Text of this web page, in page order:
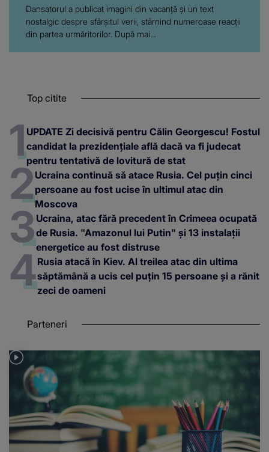
Dansatorul a publicat imagini din vacanță și un text
nostalgic despre sfârșitul verii, stârnind numeroase reacții
din partea urmăritorilor. După mai...
Top citite
UPDATE Zi decisivă pentru Călin Georgescu! Fostul
candidat la prezidențiale află dacă va fi judecat
pentru tentativă de lovitură de stat
Ucraina continuă să atace Rusia. Cel puțin cinci
persoane au fost ucise în ultimul atac din
Moscova
Ucraina, atac fără precedent în Crimeea ocupată
de Rusia. "Amazonul lui Putin" și 13 instalații
energetice au fost distruse
Rusia atacă în Kiev. Al treilea atac din ultima
săptămână a ucis cel puțin 15 persoane și a rănit
zeci de oameni
Parteneri